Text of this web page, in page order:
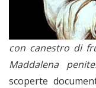
con canestro di
Maddalena
scoperte